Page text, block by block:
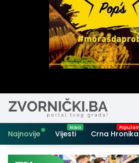
Najnovije Vijesti Crna Hronika